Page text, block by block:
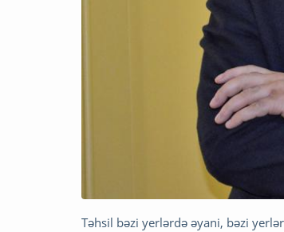
Təhsil bəzi yerlərdə əyani, bəzi